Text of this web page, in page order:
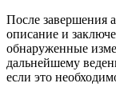
После завершения
описание и
обнаруженные
дальнейшему
если это